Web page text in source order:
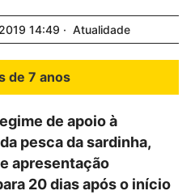
2019 14:49 Atualidade
de 7 anos
de apoio à
pesca da sardinha,
apresentação
20 dias após o início